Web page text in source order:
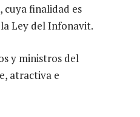
cuya finalidad es
Ley del Infonavit.
y ministros del
atractiva e